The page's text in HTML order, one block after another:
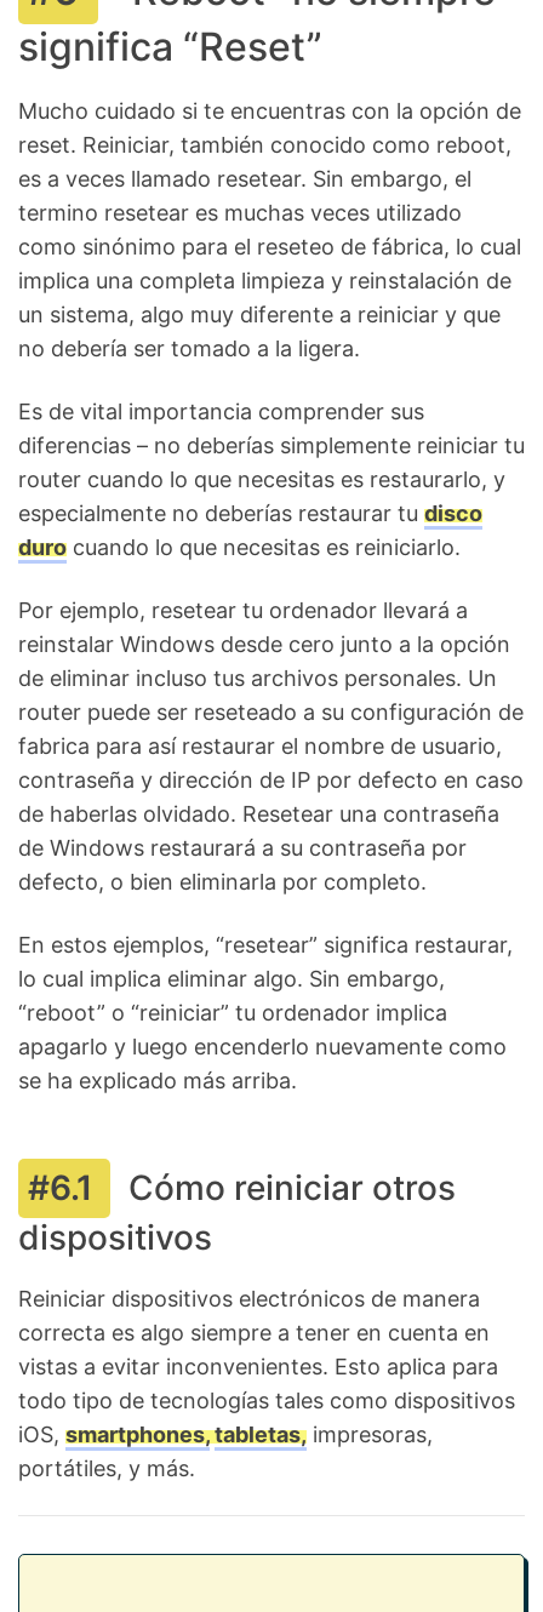
significa “Reset”
Mucho cuidado si te encuentras con la opción de
reset. Reiniciar, también conocido como reboot,
es a veces llamado resetear. Sin embargo, el
termino resetear es muchas veces utilizado
como sinónimo para el reseteo de fábrica, lo cual
implica una completa limpieza y reinstalación de
un sistema, algo muy diferente a reiniciar y que
no debería ser tomado a la ligera.
Es de vital importancia comprender sus
diferencias – no deberías simplemente reiniciar tu
router cuando lo que necesitas es restaurarlo, y
especialmente no deberías restaurar tu disco
duro cuando lo que necesitas es reiniciarlo.
Por ejemplo, resetear tu ordenador llevará a
reinstalar Windows desde cero junto a la opción
de eliminar incluso tus archivos personales. Un
router puede ser reseteado a su configuración de
fabrica para así restaurar el nombre de usuario,
contraseña y dirección de IP por defecto en caso
de haberlas olvidado. Resetear una contraseña
de Windows restaurará a su contraseña por
defecto, o bien eliminarla por completo.
En estos ejemplos, “resetear” significa restaurar,
lo cual implica eliminar algo. Sin embargo,
“reboot” o “reiniciar” tu ordenador implica
apagarlo y luego encenderlo nuevamente como
se ha explicado más arriba.
Cómo reiniciar otros
dispositivos
Reiniciar dispositivos electrónicos de manera
correcta es algo siempre a tener en cuenta en
vistas a evitar inconvenientes. Esto aplica para
todo tipo de tecnologías tales como dispositivos
iOS, smartphones,tabletas, impresoras,
portátiles, y más.